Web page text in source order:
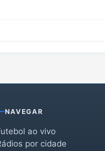
NAVEGAR
ao vivo
por cidade